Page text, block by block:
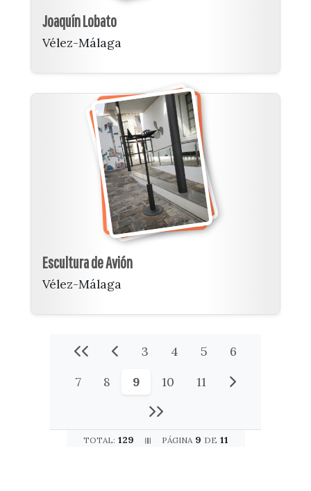
Joaquín Lobato
Vélez-Málaga
Escultura de Avión
Vélez-Málaga
3 4 5
6
7
8 9 10 11
TOTAL: 129 PÁGINA 9 DE 11